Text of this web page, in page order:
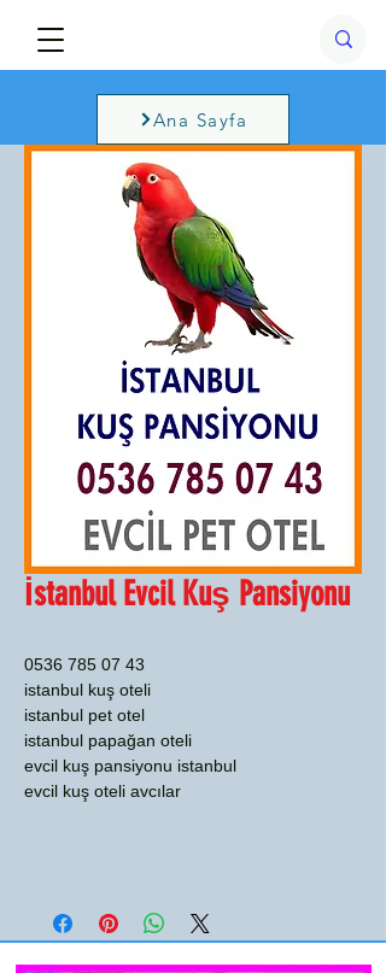
Ana Sayfa
İstanbul Evcil Kuş Pansiyonu
0536 785 07 43
istanbul kuş oteli
istanbul pet otel
istanbul papağan oteli
evcil kuş pansiyonu istanbul
evcil kuş oteli avcılar